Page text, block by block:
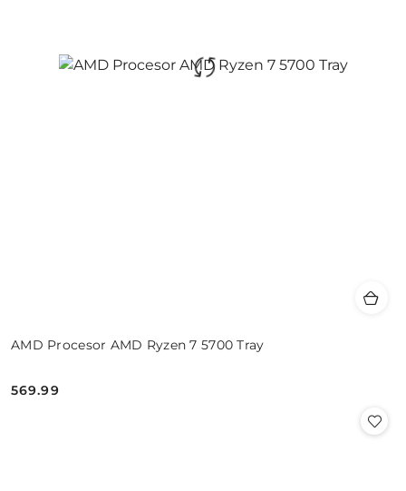
AMD Procesor AMD Ryzen 7 5700 Tray
Cena:
569.99